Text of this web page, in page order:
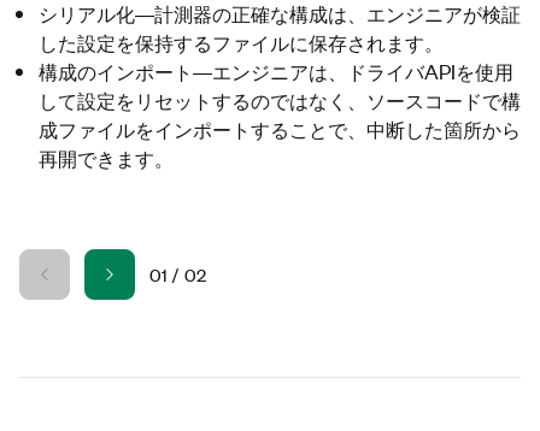
シリアル化―計測器の正確な構成は、エンジニアが検証
した設定を保持するファイルに保存されます。
構成のインポート―エンジニアは、ドライバAPIを使用
して設定をリセットするのではなく、ソースコードで構
成ファイルをインポートすることで、中断した箇所から
再開できます。
01 / 02